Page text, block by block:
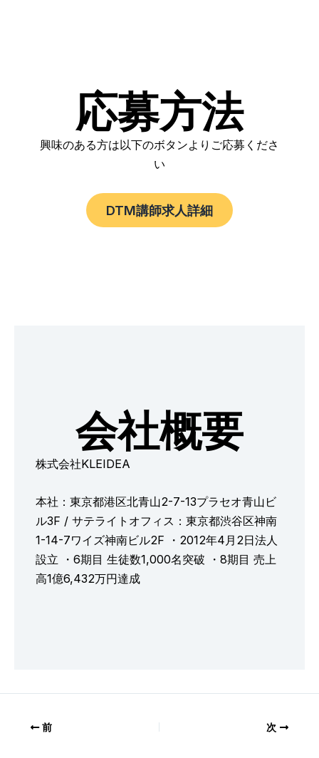
応募方法
興味のある方は以下のボタンよりご応募くださ
い
DTM講師求人詳細
会社概要
株式会社KLEIDEA
本社：東京都港区北青山2-7-13プラセオ青山ビ
ル3F / サテライトオフィス：東京都渋谷区神南
1-14-7ワイズ神南ビル2F ・2012年4月2日法人
設立 ・6期目 生徒数1,000名突破 ・8期目 売上
高1億6,432万円達成
前 次